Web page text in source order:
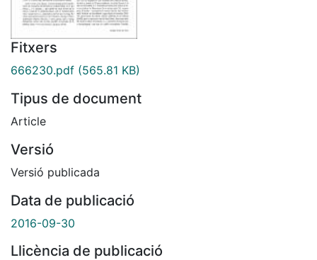
Fitxers
666230.pdf (565.81 KB)
Tipus de document
Article
Versió
Versió publicada
Data de publicació
2016-09-30
Llicència de publicació